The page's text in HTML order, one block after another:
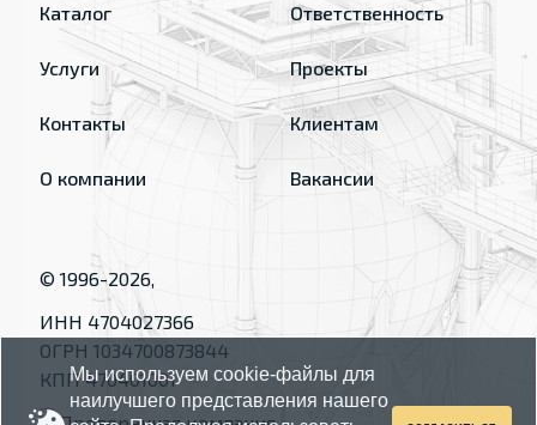
Каталог
Услуги
Контакты
О компании
Ответственность
Проекты
Клиентам
Вакансии
© 1996-2026,
ИНН 4704027366
ОГРН 1034700873844
КПП 470401001
Мы используем cookie-файлы для
наилучшего представления нашего